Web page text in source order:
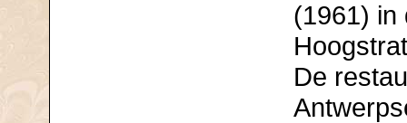
(1961) in
De